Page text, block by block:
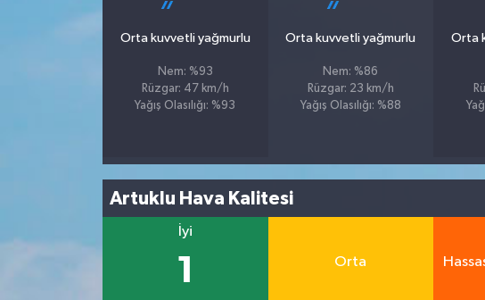
Orta kuvvetli yağmurlu
Nem: %93
Rüzgar: 47 km/h
Yağış Olasılığı: %93
Orta kuvvetli yağmurlu
Nem: %86
Rüzgar: 23 km/h
Yağış Olasılığı: %88
Orta
Artuklu Hava Kalitesi
İyi
1 Orta